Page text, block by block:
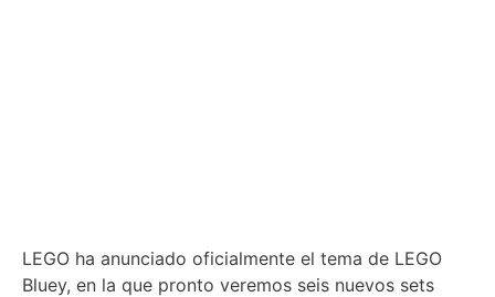
LEGO ha anunciado oficialmente el tema de LEGO
Bluey, en la que pronto veremos seis nuevos sets